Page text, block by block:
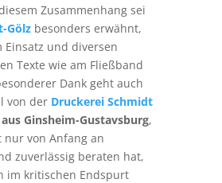
Zusammenhang sei
Gölz besonders erwähnt,
und diversen
Texte wie am Fließband
Dank geht auch
von der Druckerei Schmidt
Ginsheim-Gustavsburg,
von Anfang an
zuverlässig beraten hat,
im kritischen Endspurt